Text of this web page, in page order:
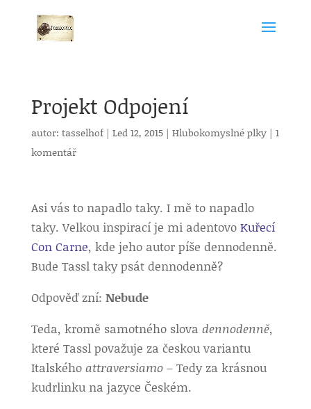
Projekt Odpojení
autor: tasselhof| Led 12, 2015| Hlubokomyslné plky| 1
komentář
Asi vás to napadlo taky. I mě to napadlo
taky. Velkou inspirací je mi adentovo Kuřecí
Con Carne, kde jeho autor píše dennodenně.
Bude Tassl taky psát dennodenně?
Odpověď zní: Nebude
Teda, kromě samotného slova dennodenně,
které Tassl považuje za českou variantu
Italského attraversiamo – Tedy za krásnou
kudrlinku na jazyce Českém.